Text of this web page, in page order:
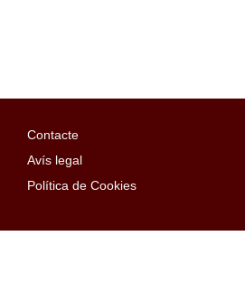
Contacte
Avís legal
Política de Cookies